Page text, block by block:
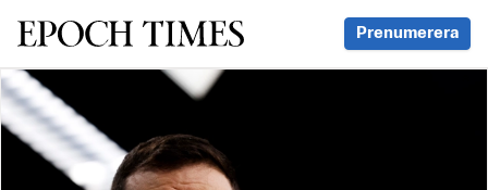
Svenska Epoch Times Prenumerera